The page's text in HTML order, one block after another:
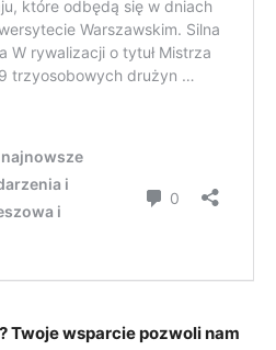
Twoje wsparcie pozwoli nam